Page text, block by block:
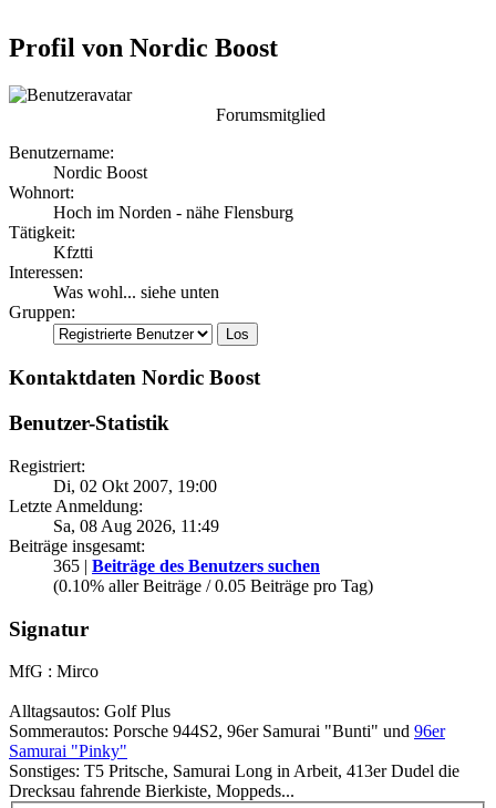
Profil von Nordic Boost
Forumsmitglied
Benutzername:
Nordic Boost
Wohnort:
Hoch im Norden - nähe Flensburg
Tätigkeit:
Kfztti
Interessen:
Was wohl... siehe unten
Gruppen:
Kontaktdaten Nordic Boost
Benutzer-Statistik
Registriert:
Di, 02 Okt 2007, 19:00
Letzte Anmeldung:
Sa, 08 Aug 2026, 11:49
Beiträge insgesamt:
365 | Beiträge des Benutzers suchen
(0.10% aller Beiträge / 0.05 Beiträge pro Tag)
Signatur
MfG : Mirco
Alltagsautos: Golf Plus
Sommerautos: Porsche 944S2, 96er Samurai "Bunti" und 96er
Samurai "Pinky"
Sonstiges: T5 Pritsche, Samurai Long in Arbeit, 413er Dudel die
Drecksau fahrende Bierkiste, Moppeds...